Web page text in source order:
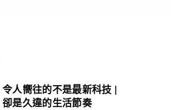
令人嚮往的不是最新科技 |
卻是久違的生活節奏